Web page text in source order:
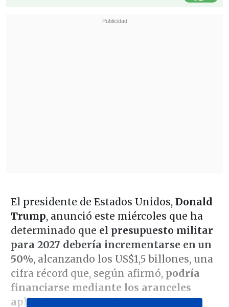
El presidente de Estados Unidos, Donald
Trump, anunció este miércoles que ha
determinado que el presupuesto militar
para 2027 debería incrementarse en un
50%, alcanzando los US$1,5 billones, una
cifra récord que, según afirmó, podría
financiarse mediante los aranceles
aplicados a otros países.